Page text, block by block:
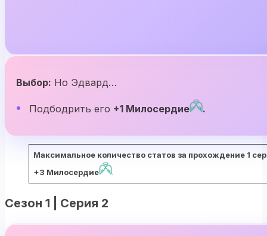
Выбор: Но Эдвард…
Подбодрить его +1 Милосердие .
Максимальное количество статов за прохождение 1
+3 Милосердие
.
Сезон 1 | Серия 2